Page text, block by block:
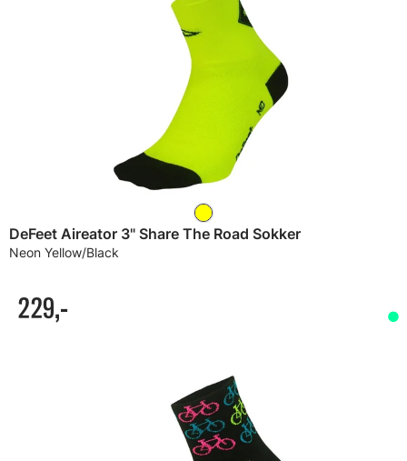
DeFeet Aireator 3" Share The Road Sokker
Neon Yellow/Black
229,-